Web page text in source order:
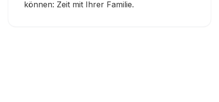
können: Zeit mit Ihrer Familie.